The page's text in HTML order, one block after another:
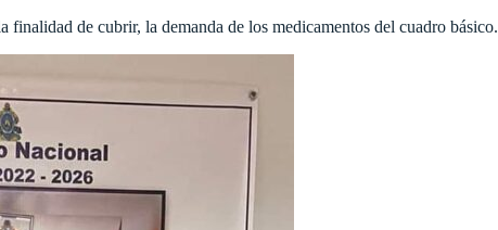
de cubrir, la demanda de los medicamentos del cuadro básico.